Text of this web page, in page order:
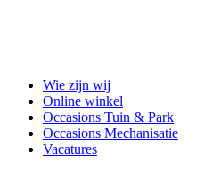
Wie zijn wij
Online winkel
Occasions Tuin & Park
Occasions Mechanisatie
Vacatures